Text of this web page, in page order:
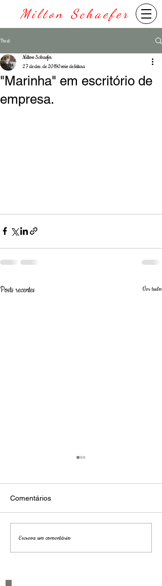
Milton Schaefer
Post
"Marinha" em escritório de
empresa.
Milton Schaefer
27 de dez. de 20190 min de leitura
Posts recentes Ver tudo
São Paulo
Comentários
Escreva um comentário